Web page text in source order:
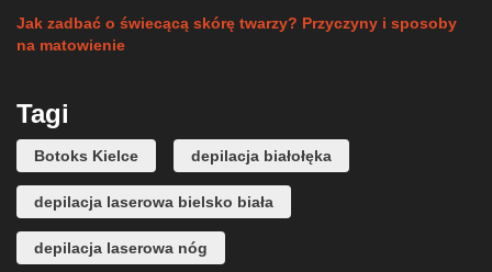
Jak zadbać o świecącą skórę twarzy? Przyczyny i sposoby
na matowienie
Tagi
Botoks Kielce depilacja białołęka
depilacja laserowa bielsko biała
depilacja laserowa nóg